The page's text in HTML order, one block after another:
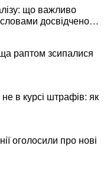
що важливо
досвідченої
раптом зсипалися
в курсі штрафів: як
оголосили про нові